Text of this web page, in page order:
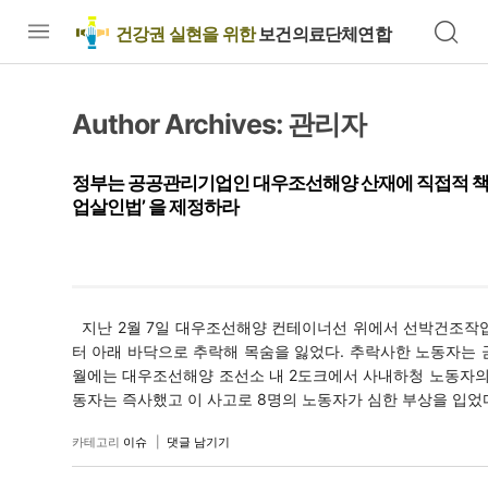
건강권 실현을 위한보건의료단체연합
Author Archives: 관리자
정부는 공공관리기업인 대우조선해양 산재에 직접적
업살인법’ 을 제정하라
지난 2월 7일 대우조선해양 컨테이너선 위에서 선박건조
터 아래 바닥으로 추락해 목숨을 잃었다. 추락사한 노동자
월에는 대우조선해양 조선소 내 2도크에서 사내하청 노동
동자는 즉사했고 이 사고로 8명의 노동자가 심한 부상을 입
카테고리 이슈 댓글 남기기